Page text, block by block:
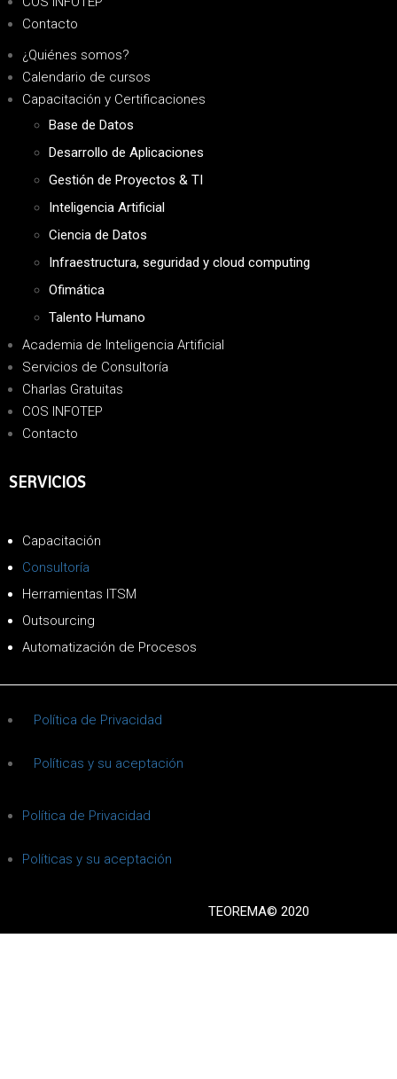
Contacto
¿Quiénes somos?
Calendario de cursos
Capacitación y Certificaciones
Base de Datos
Desarrollo de Aplicaciones
Gestión de Proyectos & TI
Inteligencia Artificial
Ciencia de Datos
Infraestructura, seguridad y cloud computing
Ofimática
Talento Humano
Academia de Inteligencia Artificial
Servicios de Consultoría
Charlas Gratuitas
COS INFOTEP
Contacto
SERVICIOS
Capacitación
Consultoría
Herramientas ITSM
Outsourcing
Automatización de Procesos
Política de Privacidad
Políticas y su aceptación
Política de Privacidad
Políticas y su aceptación
TEOREMA© 2020